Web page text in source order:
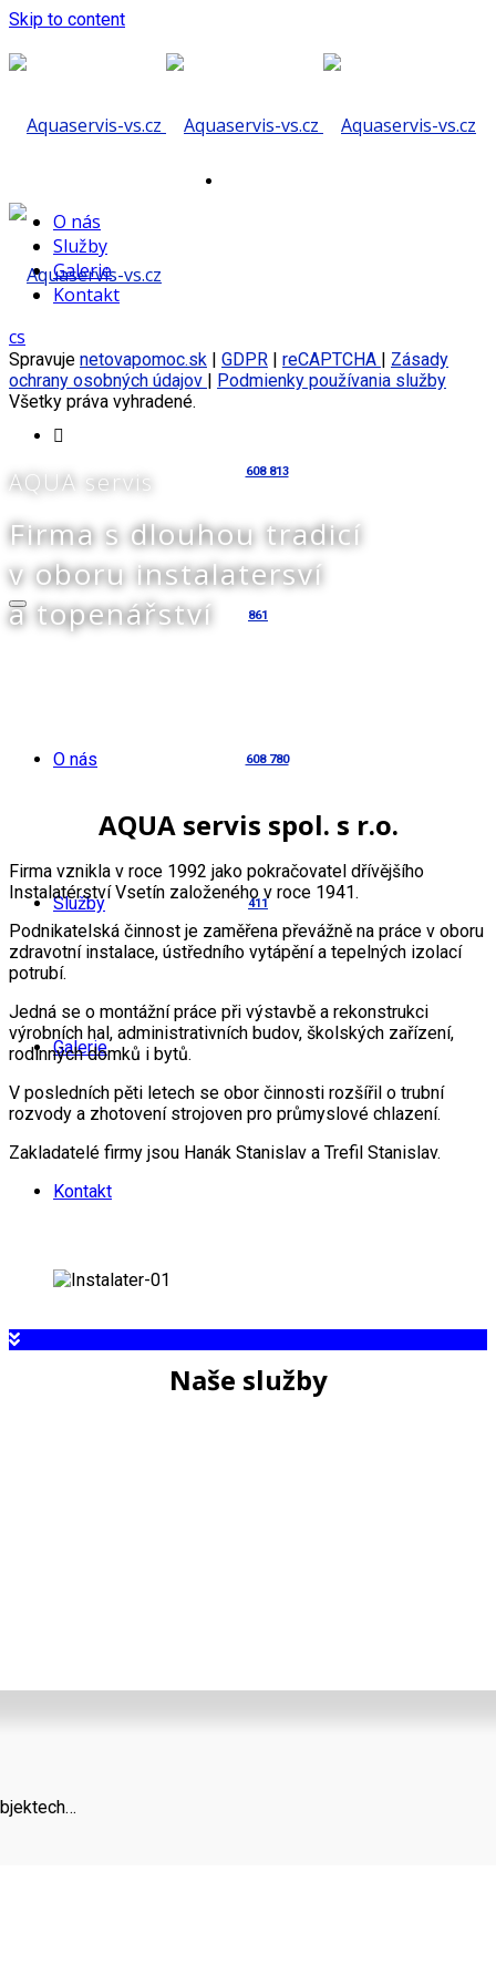
Skip to content
608 813
861
608 780
411
O nás
Služby
Galerie
Kontakt
O nás
Služby
Galerie
Kontakt
cs
Spravuje netovapomoc.sk | GDPR | reCAPTCHA | Zásady
ochrany osobných údajov | Podmienky používania služby
Všetky práva vyhradené.
AQUA servis
Firma s dlouhou tradicí
v oboru instalatersví
a topenářství
AQUA servis spol. s r.o.
Firma vznikla v roce 1992 jako pokračovatel dřívějšího
Instalatérství Vsetín založeného v roce 1941.
Podnikatelská činnost je zaměřena převážně na práce v oboru
zdravotní instalace, ústředního vytápění a tepelných izolací
potrubí.
Jedná se o montážní práce při výstavbě a rekonstrukci
výrobních hal, administrativních budov, školských zařízení,
rodinných domků i bytů.
V posledních pěti letech se obor činnosti rozšířil o trubní
rozvody a zhotovení strojoven pro průmyslové chlazení.
Zakladatelé firmy jsou Hanák Stanislav a Trefil Stanislav.
Naše služby